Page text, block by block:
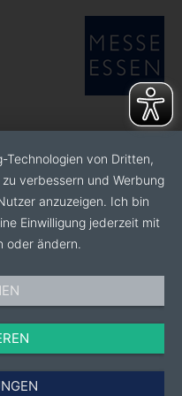
Technologien von Dritten,
verbessern und Werbung
anzuzeigen. Ich bin
Einwilligung jederzeit mit
oder ändern.